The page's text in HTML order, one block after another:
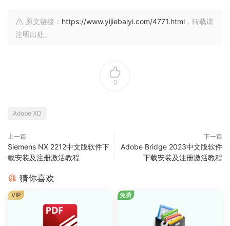
原文链接： https://www.yijiebaiyi.com/4771.html ，转载请
注明出处。
0
Adobe XD
上一篇
Siemens NX 2212中文版软件下
载安装及注册激活教程
下一篇
Adobe Bridge 2023中文版软件
下载安装及注册激活教程
猜你喜欢
VIP 免费